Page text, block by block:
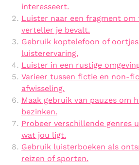
interesseert.
Luister naar een fragment om
verteller je bevalt.
Gebruik koptelefoon of
luisterervaring.
Luister in een rustige
Varieer tussen fictie en non-
afwisseling.
Maak gebruik van pauzes om
bezinken.
Probeer verschillende genres
wat jou ligt.
Gebruik luisterboeken als
reizen of sporten.